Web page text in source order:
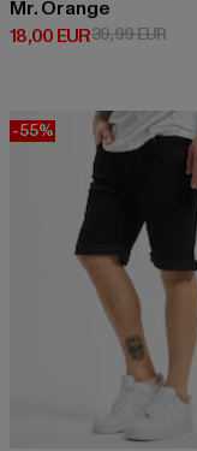
Mr. Orange
18,00 EUR
Derzeitiger Preis: 18,00
39,99 EUR
-55%